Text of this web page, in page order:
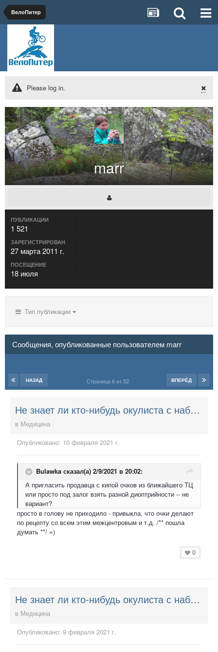
ВелоПитер
Please log in.
marr
ПУБЛИКАЦИИ
1 521
ЗАРЕГИСТРИРОВАН
27 марта 2011 г.
ПОСЕЩЕНИЕ
18 июля
Тип публикации
Сообщения, опубликованные пользователем marr
НАЗАД ВПЕРЁД
Страница 6 из 52
Не знает ли кто-нибудь окулиста с набором для подбора очков для чтения, которого можно было бы пригласить на дом?
в Медицина
Опубликовано: 10 февраля 2021 г.
Bulawka сказал(а) 2/9/2021 в 20:02:
А пригласить продавца с кипой очков из ближайшего ТЦ
или просто под залог взять разной диоптрийности -- не
вариант?
просто в голову не приходило - привыкла, что очки делают
по рецепту со всем этим межцентровым и т.д. /** пошла
думать **/ =)
0
Не знает ли кто-нибудь окулиста с набором для подбора очков для чтения, которого можно было бы пригласить на дом?
в Медицина
Опубликовано: 9 февраля 2021 г.